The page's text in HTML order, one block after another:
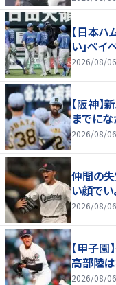
【日本ハ
い」ペ
2026/08/
【阪神】
までに
2026/08/
仲間の
い顔でい
2026/08/
【甲子園
高部陸
2026/08/